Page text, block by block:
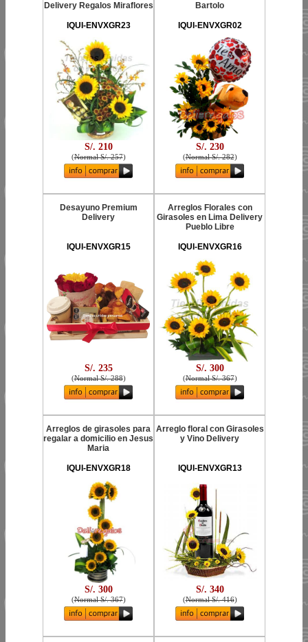
Delivery Regalos Miraflores
IQUI-ENVXGR23
S/. 210
(Normal S/. 257)
Bartolo
IQUI-ENVXGR02
S/. 230
(Normal S/. 282)
Desayuno Premium
Delivery
IQUI-ENVXGR15
S/. 235
(Normal S/. 288)
Arreglos Florales con
Girasoles en Lima Delivery
Pueblo Libre
IQUI-ENVXGR16
S/. 300
(Normal S/. 367)
Arreglos de girasoles para
regalar a domicilio en Jesus
Maria
IQUI-ENVXGR18
S/. 300
(Normal S/. 367)
Arreglo floral con Girasoles
y Vino Delivery
IQUI-ENVXGR13
S/. 340
(Normal S/. 416)